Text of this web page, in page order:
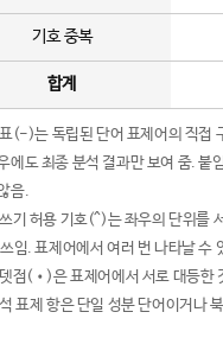
기호 중복
합계
(-)는 독립된 단어 표제어의 직접
에도 최종 분석 결과만 보여 줌.
음.
기 허용 기호(^)는 좌우의 단위를
임. 표제어에서 여러 번 나타날 수
점(•)은 표제어에서 서로 대등한
표제 항은 단일 성분 단어이거나